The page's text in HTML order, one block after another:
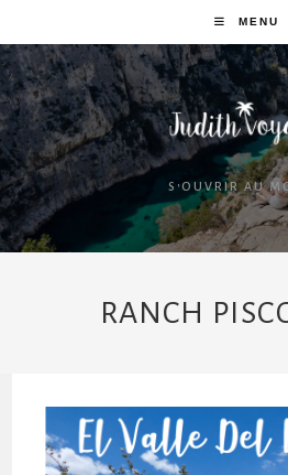
MENU
S'OUVRIR AU
RANCH